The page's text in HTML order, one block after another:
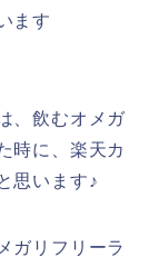
ます
、飲むオメガ
時に、楽天カ
思います♪
ガリフリーラ